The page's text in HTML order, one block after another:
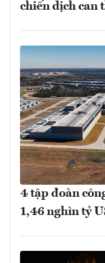
chiến dịch can
4 tập đoàn
1,46 nghìn tỷ